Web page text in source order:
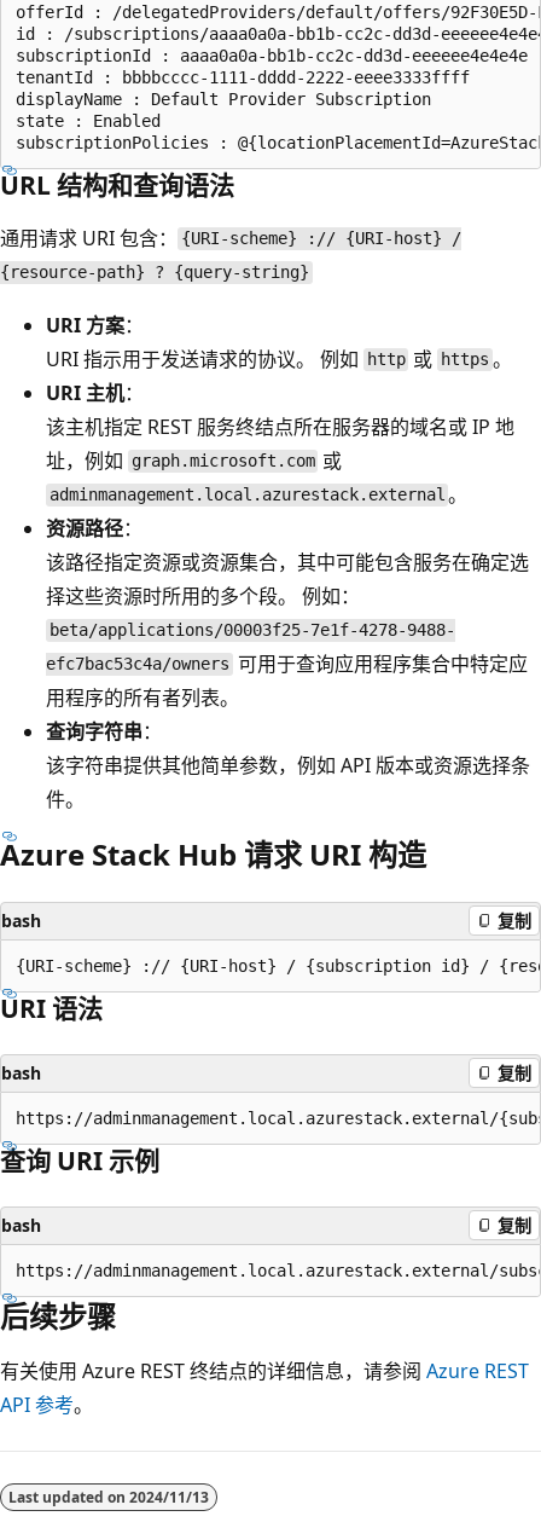
offerId : /delegatedProviders/default/offers/92F30E5D-
id : /subscriptions/aaaa0a0a-bb1b-cc2c-dd3d-
subscriptionId : aaaa0a0a-bb1b-cc2c-dd3d-eeeeee4e4e4e
tenantId : bbbbcccc-1111-dddd-2222-eeee3333ffff
displayName : Default Provider Subscription
state : Enabled
URL 结构和查询语法
通用请求 URI 包含：
{URI-scheme} :// {URI-host} /
{resource-path} ? {query-string}
URI 方案：
URI 指示用于发送请求的协议。 例如
http 或 https 。
URI 主机：
该主机指定 REST 服务终结点所在服务器的域名或 IP 地
址，例如 graph.microsoft.com 或
adminmanagement.local.azurestack.external 。
资源路径：
该路径指定资源或资源集合，其中可能包含服务在确定选
择这些资源时所用的多个段。 例如：
beta/applications/00003f25-7e1f-4278-9488-
efc7bac53c4a/owners 可用于查询应用程序集合中特定应
用程序的所有者列表。
查询字符串：
该字符串提供其他简单参数，例如 API 版本或资源选择条
件。
Azure Stack Hub 请求 URI 构造
bash 复制
URI 语法
bash 复制
查询 URI 示例
bash 复制
后续步骤
有关使用 Azure REST 终结点的详细信息，请参阅 Azure REST
API 参考。
Last updated on 2024/11/13